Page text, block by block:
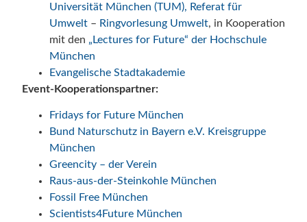
Universität München (TUM), Referat für
Umwelt – Ringvorlesung Umwelt, in Kooperation
mit den „Lectures for Future“ der Hochschule
München
Evangelische Stadtakademie
Event-Kooperationspartner:
Fridays for Future München
Bund Naturschutz in Bayern e.V. Kreisgruppe
München
Greencity – der Verein
Raus-aus-der-Steinkohle München
Fossil Free München
Scientists4Future München